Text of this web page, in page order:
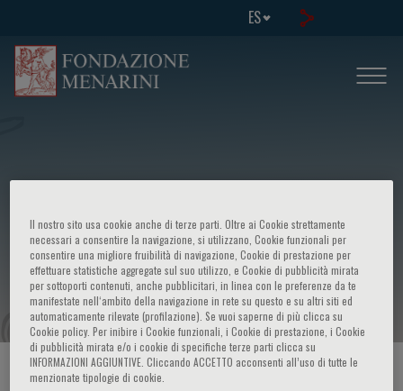
ES
International congress on:
Understanding the genome: scientific
progress and microarray technology
HOME PAGE / CURSOS Y EVENTOS
Il nostro sito usa cookie anche di terze parti. Oltre ai Cookie strettamente
necessari a consentire la navigazione, si utilizzano, Cookie funzionali per
consentire una migliore fruibilità di navigazione, Cookie di prestazione per
effettuare statistiche aggregate sul suo utilizzo, e Cookie di pubblicità mirata
per sottoporti contenuti, anche pubblicitari, in linea con le preferenze da te
manifestate nell‘ambito della navigazione in rete su questo e su altri siti ed
automaticamente rilevate (profilazione). Se vuoi saperne di più clicca su
Cookie policy. Per inibire i Cookie funzionali, i Cookie di prestazione, i Cookie
di pubblicità mirata e/o i cookie di specifiche terze parti clicca su
INFORMAZIONI AGGIUNTIVE. Cliccando ACCETTO acconsenti all’uso di tutte le
menzionate tipologie di cookie.